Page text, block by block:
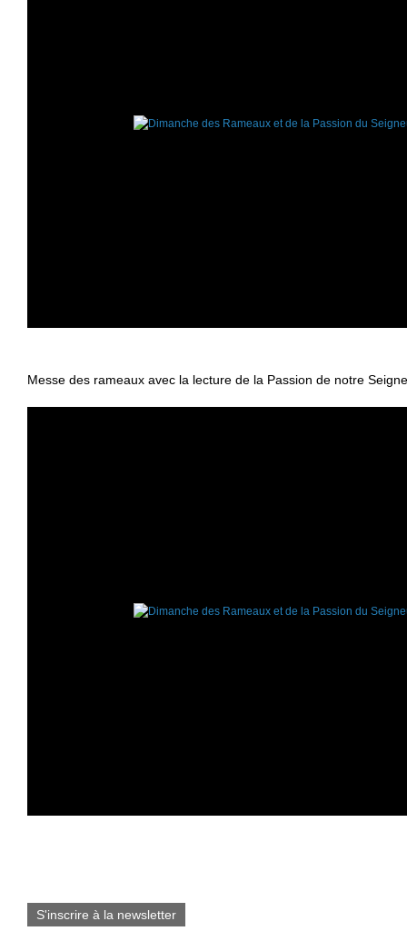
Messe des rameaux avec la lecture de la Passion de notre
S'inscrire à la newsletter